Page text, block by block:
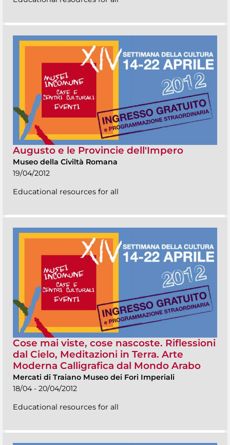
Augusto e le Provincie dell'Impero
Museo della Civiltà Romana
19/04/2012
Educational resources for all
Cose mai viste, cose nascoste. Riflessioni
dal Cielo, Meditazioni in Terra. Arte
Moderna Calligrafica dal Mondo Arabo
Mercati di Traiano Museo dei Fori Imperiali
18/04 - 20/04/2012
Educational resources for all